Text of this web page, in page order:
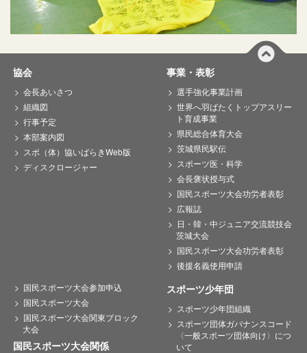
協会
会長あいさつ
組織図
行事予定
本部案内図
スポ（体）協いばらきWeb版
ディスクロージャー
事業・表彰
選手強化事業計画
世界へ羽ばたくトップアスリー
ト育成事業
県民総合体育大会
茨城県民駅伝
スポーツ医・科学
会長褒状授与式
国民スポーツ大会功労者表彰
広報誌
日・韓・中ジュニア交流競技会
茨城大会
国民スポーツ大会功労者表彰
後援名義使用申請
国民スポーツ大会参加申込
国民スポーツ大会
国民スポーツ大会関東ブロック
大会
国民スポーツ大会関係
スポーツ少年団
スポーツ少年団組織
スポーツ団体ガバナンスコード
〈一般スポーツ団体向け〉につ
いて